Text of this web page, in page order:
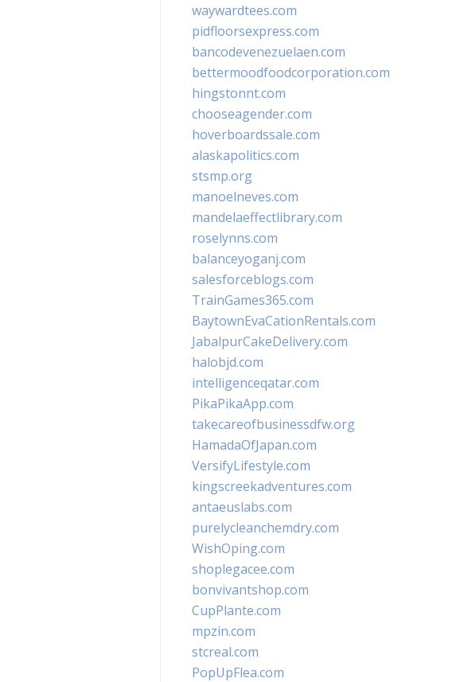
waywardtees.com
pidfloorsexpress.com
bancodevenezuelaen.com
bettermoodfoodcorporation.com
hingstonnt.com
chooseagender.com
hoverboardssale.com
alaskapolitics.com
stsmp.org
manoelneves.com
mandelaeffectlibrary.com
roselynns.com
balanceyoganj.com
salesforceblogs.com
TrainGames365.com
BaytownEvaCationRentals.com
JabalpurCakeDelivery.com
halobjd.com
intelligenceqatar.com
PikaPikaApp.com
takecareofbusinessdfw.org
HamadaOfJapan.com
VersifyLifestyle.com
kingscreekadventures.com
antaeuslabs.com
purelycleanchemdry.com
WishOping.com
shoplegacee.com
bonvivantshop.com
CupPlante.com
mpzin.com
stcreal.com
PopUpFlea.com